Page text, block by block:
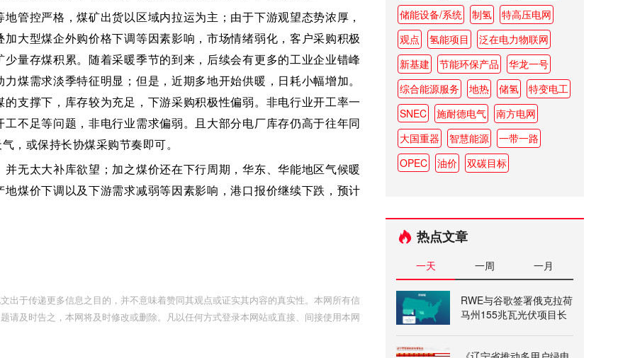
管控严格，煤矿出货以区域内拉运为主；由于下游观望态势浓厚，
大型煤企外购价格下调等因素影响，市场情绪弱化，客户采购积极
量存煤积累。随着采暖季节的到来，后续会有更多的工业企业错峰
煤需求淡季特征明显；但是，近期多地开始供暖，日耗小幅增加。
支撑下，库存较为充足，下游采购积极性偏弱。非电行业开工率一
不足等问题，非电行业需求偏弱。且大部分电厂库存仍高于往年同
，或保持长协煤采购节奏即可。
无太大补库欲望；加之煤价还在下行周期，华东、华能地区气候暖
煤价下调以及下游需求减弱等因素影响，港口报价继续下跌，预计
出于传递更多信息之目的，并不意味着赞同其观点或证实其内容的真实性。本网所有信
请及时告之，本网将及时修改或删除。凡以任何方式登录本网站或直接、间接使用本网
储能设备/系统
制氢
特高压电网
观点
氢能项目
泛在电力物联网
新基建
节能环保产品
华龙一号
综合能源服务
地热 储氢
特变电工
SNEC
施耐德电气
南方电网
大国重器
智慧能源
一带一路
OPEC
油价 双碳目标
热点文章
一天 一周 一月
RWE与谷歌签署俄克拉荷
马州155兆瓦光伏项目长